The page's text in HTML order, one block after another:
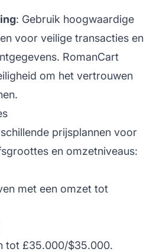
: Gebruik hoogwaardige
voor veilige transacties en
RomanCart
om het vertrouwen
prijsplannen voor
en omzetniveaus:
met een omzet tot
tot £35.000/$35.000.